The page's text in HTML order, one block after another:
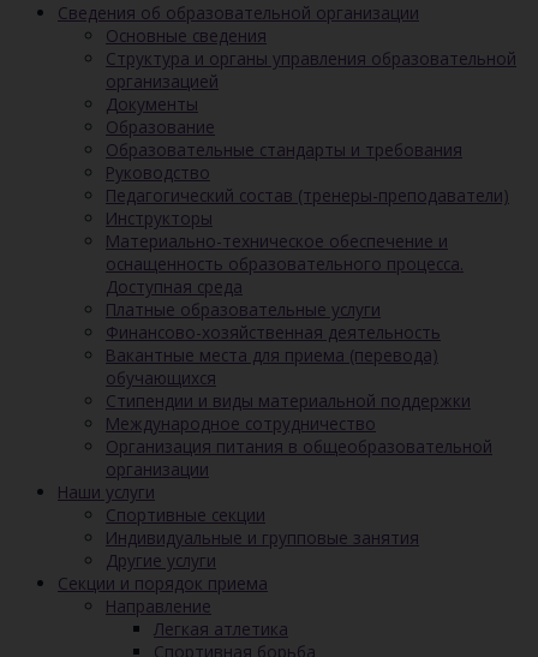
Сведения об образовательной организации
Основные сведения
Структура и органы управления образовательной
организацией
Документы
Образование
Образовательные стандарты и требования
Руководство
Педагогический состав (тренеры-преподаватели)
Инструкторы
Материально-техническое обеспечение и
оснащенность образовательного процесса.
Доступная среда
Платные образовательные услуги
Финансово-хозяйственная деятельность
Вакантные места для приема (перевода)
обучающихся
Стипендии и виды материальной поддержки
Международное сотрудничество
Организация питания в общеобразовательной
организации
Наши услуги
Спортивные секции
Индивидуальные и групповые занятия
Другие услуги
Секции и порядок приема
Направление
Легкая атлетика
Спортивная борьба